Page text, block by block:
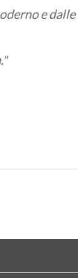
e dalle